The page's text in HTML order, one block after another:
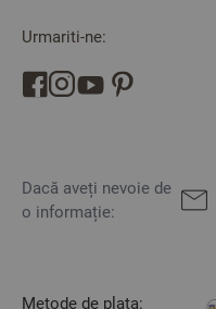
Urmariti-ne:
Dacă aveți nevoie de
o informație:
Metode de plata: